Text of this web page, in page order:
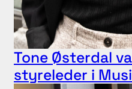
Tone Østerdal
styreleder i